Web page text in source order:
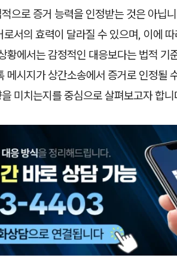
으로 증거 능력을 인정받는 것은 아닙
서의 효력이 달라질 수 있으며, 이에
황에서는 감정적인 대응보다는 법적 기
메시지가 상간소송에서 증거로 인정될
미치는지를 중심으로 살펴보고자 합니